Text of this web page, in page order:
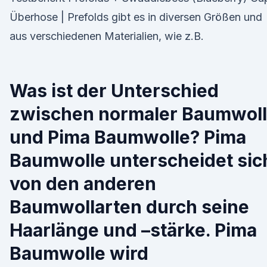
Überhose | Prefolds gibt es in diversen Größen und
aus verschiedenen Materialien, wie z.B.
Was ist der Unterschied
zwischen normaler
und Pima Baumwolle? Pima
Baumwolle unterscheidet
von den anderen
Baumwollarten durch seine
Haarlänge und –stärke. Pima
Baumwolle wird